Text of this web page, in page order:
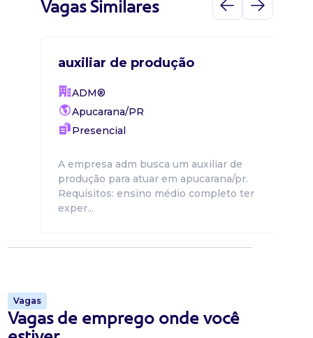
Vagas Similares
auxiliar de produção
ADM®
Apucarana/PR
Presencial
A empresa adm busca um auxiliar de
produção para atuar em apucarana/pr.
Requisitos: ensino médio completo ter
exper...
Vagas
Vagas de emprego onde você